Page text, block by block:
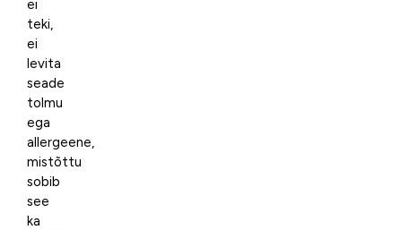
ei
teki,
ei
levita
seade
tolmu
ega
allergeene,
mistõttu
sobib
see
ka